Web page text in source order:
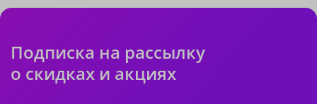
Подписка на рассылку
о скидках и акциях